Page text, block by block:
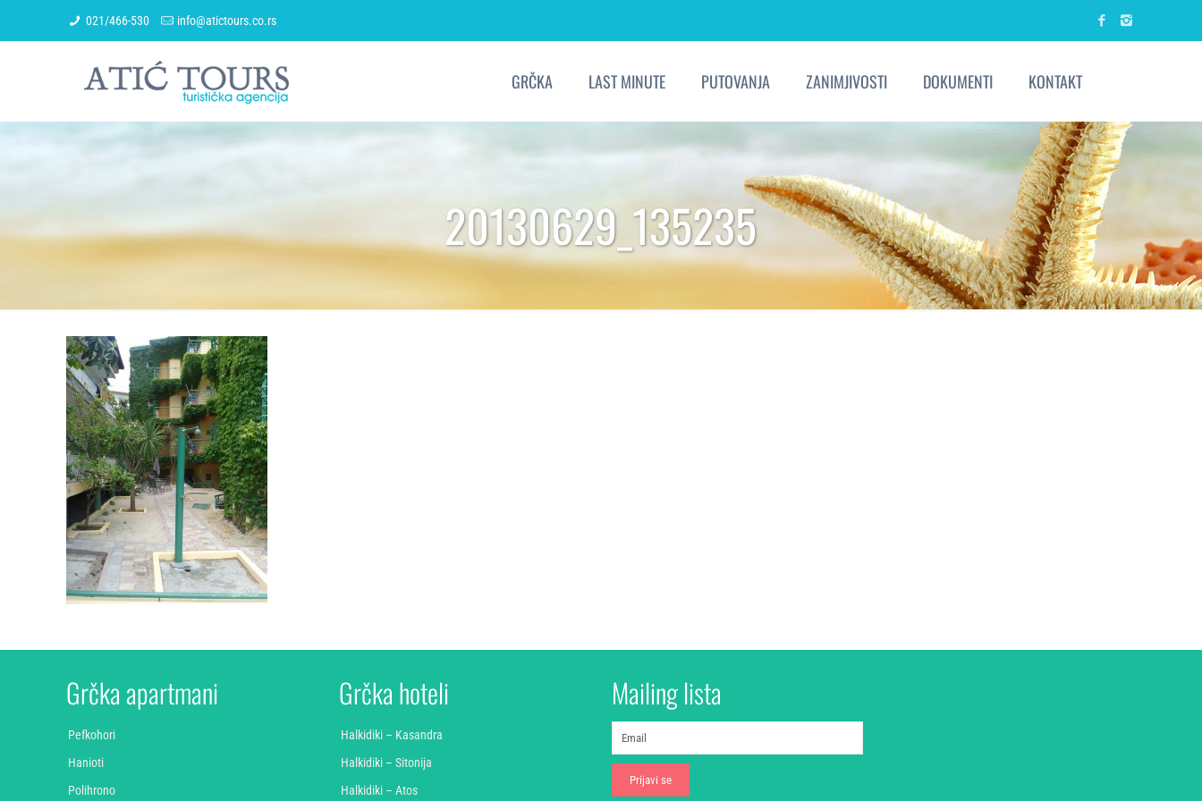
021/466-530 info@atictours.co.rs
GRČKA LAST MINUTE PUTOVANJA ZANIMJIVOSTI DOKUMENTI KONTAKT
20130629_135235
Grčka apartmani
Pefkohori
Hanioti
Polihrono
Grčka hoteli
Halkidiki – Kasandra
Halkidiki – Sitonija
Halkidiki – Atos
Mailing lista